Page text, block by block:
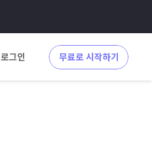
로그인 무료로 시작하기